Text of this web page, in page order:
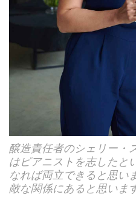
醸造責任者のシェリー・
はピアニストを志したと
なれば両立できると思い
敵な関係にあると思いま